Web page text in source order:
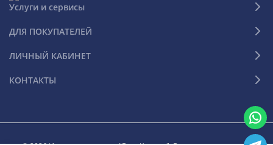
Услуги и сервисы
ДЛЯ ПОКУПАТЕЛЕЙ
ЛИЧНЫЙ КАБИНЕТ
КОНТАКТЫ